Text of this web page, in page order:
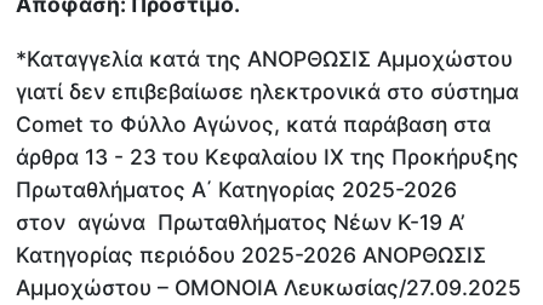
*Καταγγελία κατά της ΑΝΟΡΘΩΣΙΣ Αμμοχώστου
γιατί δεν επιβεβαίωσε ηλεκτρονικά στο σύστημα
Comet το Φύλλο Αγώνος, κατά παράβαση στα
άρθρα 13 - 23 του Κεφαλαίου ΙΧ της Προκήρυξης
Πρωταθλήματος Α΄ Κατηγορίας 2025-2026
στον αγώνα Πρωταθλήματος Νέων Κ-19 Α’
Κατηγορίας περιόδου 2025-2026 ΑΝΟΡΘΩΣΙΣ
Αμμοχώστου – ΟΜΟΝΟΙΑ Λευκωσίας/27.09.2025